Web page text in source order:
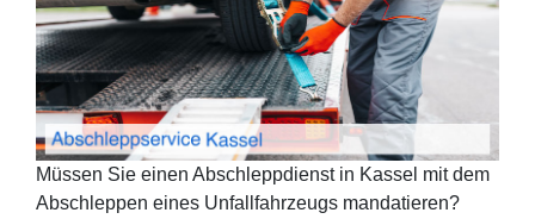
Müssen Sie einen Abschleppdienst in Kassel mit dem
Abschleppen eines Unfallfahrzeugs mandatieren?